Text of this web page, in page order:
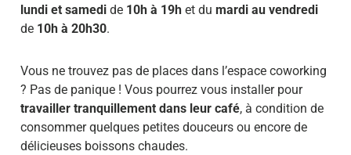
lundi et samedi de 10h à 19h et du mardi au vendredi
de 10h à 20h30.
Vous ne trouvez pas de places dans l’espace coworking
? Pas de panique ! Vous pourrez vous installer pour
travailler tranquillement dans leur café, à condition de
consommer quelques petites douceurs ou encore de
délicieuses boissons chaudes.